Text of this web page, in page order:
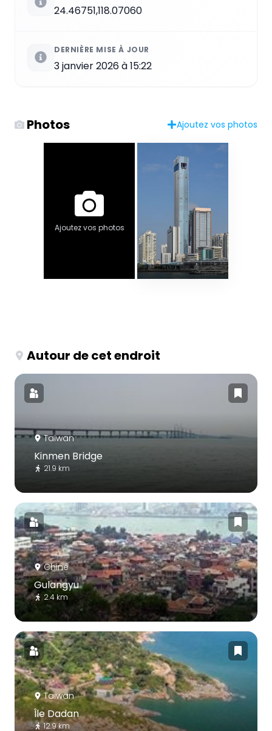
24.46751,118.07060
DERNIÈRE MISE À JOUR
3 janvier 2026 à 15:22
Photos Ajoutez vos photos
Ajoutez vos photos
Autour de cet endroit
Taïwan
Kinmen Bridge
21.9 km
Chine
Gulangyu
2.4 km
Taïwan
Île Dadan
12.9 km